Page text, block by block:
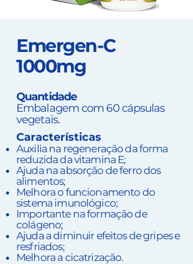
Emergen-C
1000mg
Quantidade
Embalagem com 60 cápsulas
vegetais.
Características
Auxilia na regeneração da forma
reduzida da vitamina E;
Ajuda na absorção de ferro dos
alimentos;
Melhora o funcionamento do
sistema imunológico;
Importante na formação de
colágeno;
Ajuda a diminuir efeitos de gripes e
resfriados;
Melhora a cicatrização.